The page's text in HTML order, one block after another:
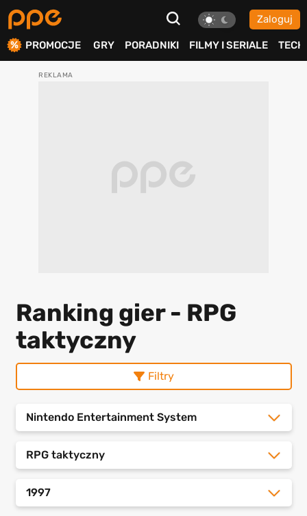
Zaloguj
PROMOCJE GRY PORADNIKI FILMY I SERIALE TECH
Ranking gier - RPG
taktyczny
Filtry
Nintendo Entertainment System
RPG taktyczny
1997